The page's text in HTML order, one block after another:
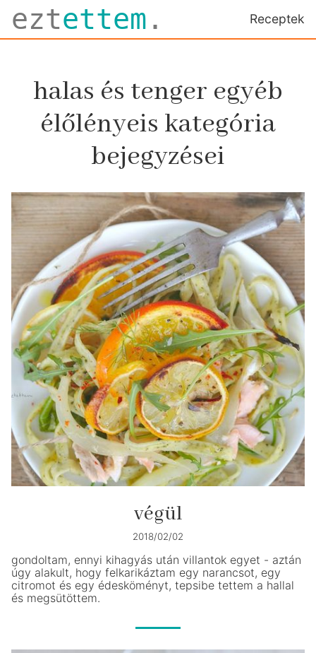
eztettem . Receptek
halas és tenger egyéb
élőlényeis kategória
bejegyzései
végül
2018/02/02
gondoltam, ennyi kihagyás után villantok egyet - aztán
úgy alakult, hogy felkarikáztam egy narancsot, egy
citromot és egy édesköményt, tepsibe tettem a hallal
és megsütöttem.